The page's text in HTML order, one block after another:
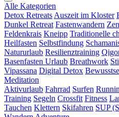
Alle Kategorien
Detox Retreats Auszeit im Kloster
Dunkel Retreat Fastenwandern
Feldenkrais Kneipp Traditionelle
Heilfasten Selbstfindung
Natururlaub Resilienztraining
Basenfasten Urlaub Breathwork
Vipassana Digital Detox
Meditation
Aktivurlaub Fahrrad Surfen
Training Segeln Crossfit Fitness
Tauchen Klettern Skifahren SUP